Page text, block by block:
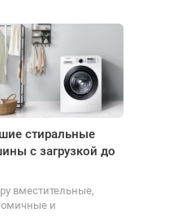
стиральные
с загрузкой до
вместительные,
и